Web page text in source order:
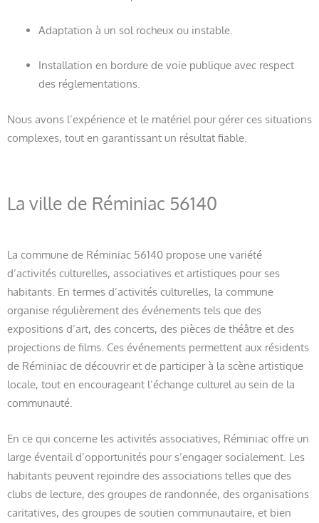
Adaptation à un sol rocheux ou instable.
Installation en bordure de voie publique avec respect
des réglementations.
Nous avons l’expérience et le matériel pour gérer ces situations
complexes, tout en garantissant un résultat fiable.
La ville de Réminiac 56140
La commune de Réminiac 56140 propose une variété
d’activités culturelles, associatives et artistiques pour ses
habitants. En termes d’activités culturelles, la commune
organise régulièrement des événements tels que des
expositions d’art, des concerts, des pièces de théâtre et des
projections de films. Ces événements permettent aux résidents
de Réminiac de découvrir et de participer à la scène artistique
locale, tout en encourageant l’échange culturel au sein de la
communauté.
En ce qui concerne les activités associatives, Réminiac offre un
large éventail d’opportunités pour s’engager socialement. Les
habitants peuvent rejoindre des associations telles que des
clubs de lecture, des groupes de randonnée, des organisations
caritatives, des groupes de soutien communautaire, et bien